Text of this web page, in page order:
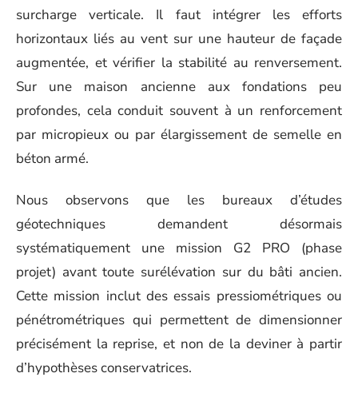
surcharge verticale. Il faut intégrer les efforts
horizontaux liés au vent sur une hauteur de façade
augmentée, et vérifier la stabilité au renversement.
Sur une maison ancienne aux fondations peu
profondes, cela conduit souvent à un renforcement
par micropieux ou par élargissement de semelle en
béton armé.
Nous observons que les bureaux d’études
géotechniques demandent désormais
systématiquement une mission G2 PRO (phase
projet) avant toute surélévation sur du bâti ancien.
Cette mission inclut des essais pressiométriques ou
pénétrométriques qui permettent de dimensionner
précisément la reprise, et non de la deviner à partir
d’hypothèses conservatrices.